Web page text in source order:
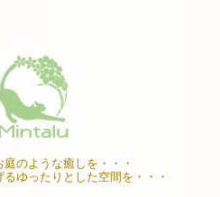
のような癒しを・・・
ゆったりとした空間を・・・